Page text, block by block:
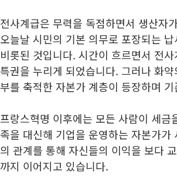
전사계급은 무력을 독점하면서 생산자
오늘날 시민의 기본 의무로 포장되는
비롯된 것입니다. 시간이 흐르면서 전
특권을 누리게 되었습니다. 그러나 화
부를 축적한 자본가 계층이 등장하며
프랑스혁명 이후에는 모든 사람이 세
족을 대신해 기업을 운영하는 자본가
의 관계를 통해 자신들의 이익을 보다
까지 이어지고 있습니다.